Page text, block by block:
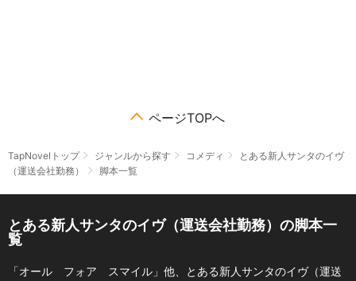
ページTOPへ
TapNovelトップ ジャンルから探す コメディ
とある新人サンタのイヴ
（運送会社勤務）
脚本一覧
とある新人サンタのイヴ（運送会社勤務）の脚本一
覧
「オール フォア スマイル」他、とある新人サンタのイヴ（運送